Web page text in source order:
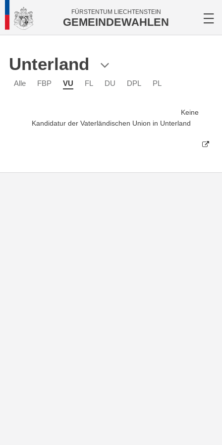
FÜRSTENTUM LIECHTENSTEIN
GEMEINDEWAHLEN
Unterland
Alle FBP VU FL DU DPL PL
Keine
Kandidatur der Vaterländischen Union in Unterland